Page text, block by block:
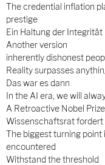
The credential inflation
prestige
Ein Haltung der Integrität
Another version
inherently dishonest
Reality surpasses
Das war es dann
In the AI era, we will
A Retroactive Nobel
Wissenschaftsrat
The biggest turning
encountered
Withstand the threshold